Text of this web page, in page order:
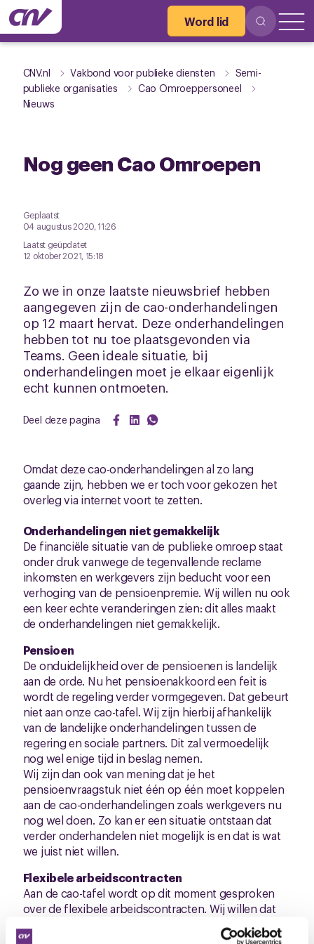
Word lid
CNV.nl Vakbond voor publieke diensten
Semi-
publieke organisaties
Cao Omroeppersoneel
Nieuws
Nog geen Cao Omroepen
Geplaatst
04 augustus 2020, 11:26
Laatst geüpdatet
12 oktober 2021, 15:18
Zo we in onze laatste nieuwsbrief hebben
aangegeven zijn de cao-onderhandelingen
op 12 maart hervat. Deze onderhandelingen
hebben tot nu toe plaatsgevonden via
Teams. Geen ideale situatie, bij
onderhandelingen moet je elkaar eigenlijk
echt kunnen ontmoeten.
Deel deze pagina
Omdat deze cao-onderhandelingen al zo lang
gaande zijn, hebben we er toch voor gekozen het
overleg via internet voort te zetten.
Onderhandelingen niet gemakkelijk
De financiële situatie van de publieke omroep staat
onder druk vanwege de tegenvallende reclame
inkomsten en werkgevers zijn beducht voor een
verhoging van de pensioenpremie. Wij willen nu ook
een keer echte veranderingen zien: dit alles maakt
de onderhandelingen niet gemakkelijk.
Pensioen
De onduidelijkheid over de pensioenen is landelijk
aan de orde. Nu het pensioenakkoord een feit is
wordt de regeling verder vormgegeven. Dat gebeurt
niet aan onze cao-tafel. Wij zijn hierbij afhankelijk
van de landelijke onderhandelingen tussen de
regering en sociale partners. Dit zal vermoedelijk
nog wel enige tijd in beslag nemen.
Wij zijn dan ook van mening dat je het
pensioenvraagstuk niet één op één moet koppelen
aan de cao-onderhandelingen zoals werkgevers nu
nog wel doen. Zo kan er een situatie ontstaan dat
verder onderhandelen niet mogelijk is en dat is wat
we juist niet willen.
Flexibele arbeidscontracten
Aan de cao-tafel wordt op dit moment gesproken
over de flexibele arbeidscontracten. Wij willen dat
werknemers sneller een arbeidsovereenkomst voor
onbepaalde tijd kunnen krijgen. Werkgevers zitten